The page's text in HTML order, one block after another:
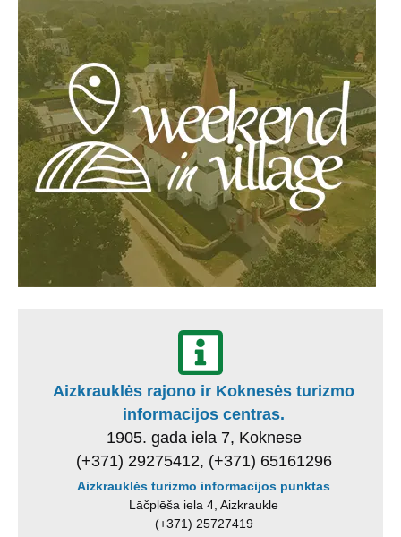
Aizkrauklės rajono ir Koknesės turizmo
informacijos centras.
1905. gada iela 7, Koknese
(+371) 29275412, (+371) 65161296
Aizkrauklės turizmo informacijos punktas
Lāčplēša iela 4, Aizkraukle
(+371) 25727419